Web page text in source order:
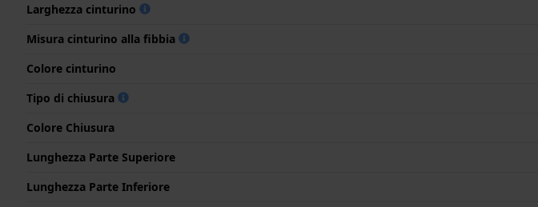
Larghezza cinturino
Misura cinturino alla fibbia
Colore cinturino
Tipo di chiusura
Colore Chiusura
Lunghezza Parte Superiore
Lunghezza Parte Inferiore